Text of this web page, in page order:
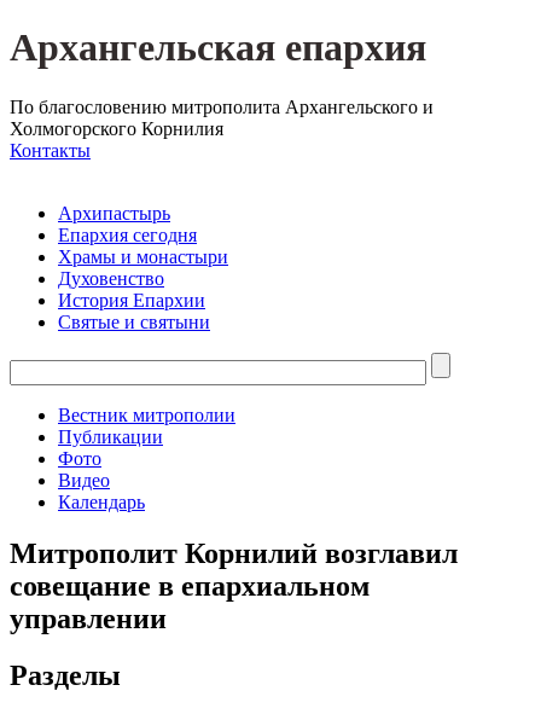
Архангельская епархия
По благословению митрополита Архангельского и
Холмогорского Корнилия
Контакты
Архипастырь
Епархия сегодня
Храмы и монастыри
Духовенство
История Епархии
Святые и святыни
Вестник митрополии
Публикации
Фото
Видео
Календарь
Митрополит Корнилий возглавил
совещание в епархиальном
управлении
Разделы